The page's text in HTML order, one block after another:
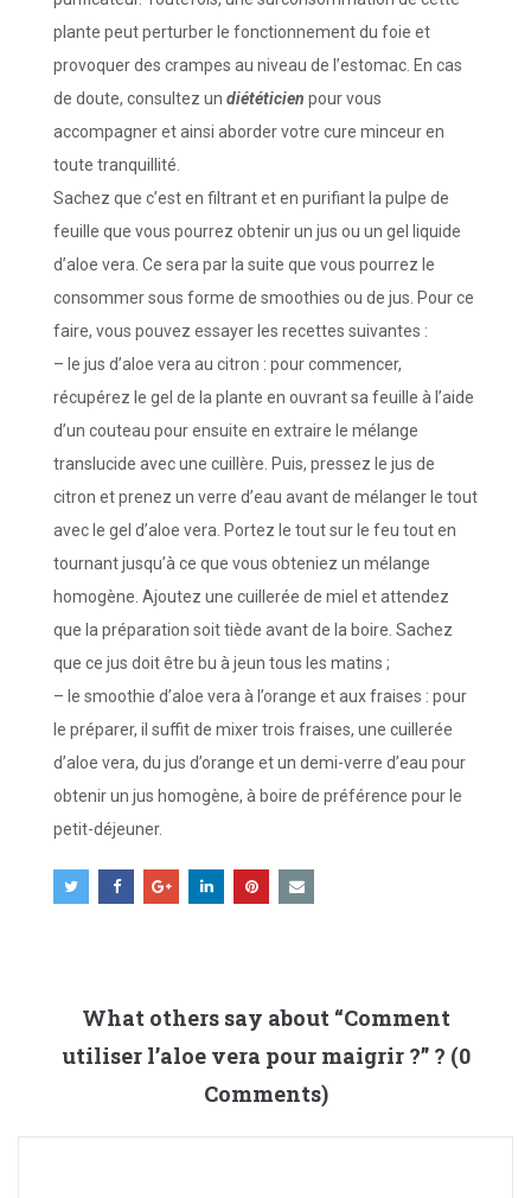
plante peut perturber le fonctionnement du foie et
provoquer des crampes au niveau de l’estomac. En cas
de doute, consultez un diététicien pour vous
accompagner et ainsi aborder votre cure minceur en
toute tranquillité.
Sachez que c’est en filtrant et en purifiant la pulpe de
feuille que vous pourrez obtenir un jus ou un gel liquide
d’aloe vera. Ce sera par la suite que vous pourrez le
consommer sous forme de smoothies ou de jus. Pour ce
faire, vous pouvez essayer les recettes suivantes :
– le jus d’aloe vera au citron : pour commencer,
récupérez le gel de la plante en ouvrant sa feuille à l’aide
d’un couteau pour ensuite en extraire le mélange
translucide avec une cuillère. Puis, pressez le jus de
citron et prenez un verre d’eau avant de mélanger le tout
avec le gel d’aloe vera. Portez le tout sur le feu tout en
tournant jusqu’à ce que vous obteniez un mélange
homogène. Ajoutez une cuillerée de miel et attendez
que la préparation soit tiède avant de la boire. Sachez
que ce jus doit être bu à jeun tous les matins ;
– le smoothie d’aloe vera à l’orange et aux fraises : pour
le préparer, il suffit de mixer trois fraises, une cuillerée
d’aloe vera, du jus d’orange et un demi-verre d’eau pour
obtenir un jus homogène, à boire de préférence pour le
petit-déjeuner.
What others say about “Comment
utiliser l’aloe vera pour maigrir ?” ? (0
Comments)